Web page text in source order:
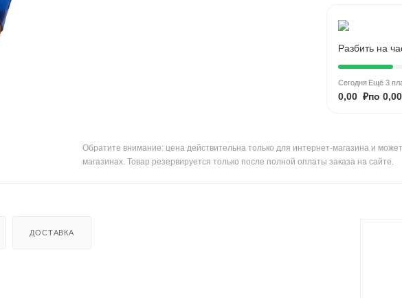
Разбить на
Сегодня
0,00 ₽
Ещё 3
по
Обратите внимание: цена действительна только для интернет-магазина и
магазинах. Товар резервируется только после полной оплаты заказа на сайте.
ДОСТАВКА